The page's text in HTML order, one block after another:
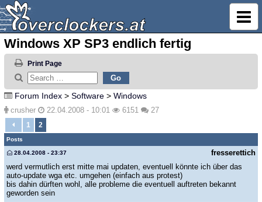
Windows XP SP3 endlich fertig
Print Page
Forum Index > Software > Windows
crusher 22.04.2008 - 10:01 6151 27
1 2
Posts
fresserettich
28.04.2008 - 23:37
werd vermutlich erst mitte mai updaten, eventuell könnte ich über das
auto-update wga etc. umgehen (einfach aus protest)
bis dahin dürften wohl, alle probleme die eventuell auftreten bekannt
geworden sein